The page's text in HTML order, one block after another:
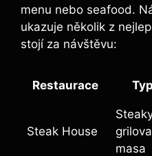
menu nebo seafood.
ukazuje několik z
stojí za návštěvu:
Restaurace
Steak House
masa